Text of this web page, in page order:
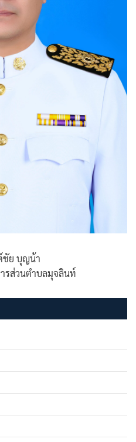
ชัย บุญน้า
รส่วนตำบลมุจลินท์